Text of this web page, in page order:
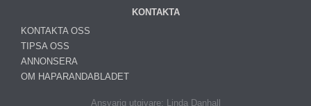
KONTAKTA
KONTAKTA OSS
TIPSA OSS
ANNONSERA
OM HAPARANDABLADET
Ansvarig utgivare: Linda Danhall